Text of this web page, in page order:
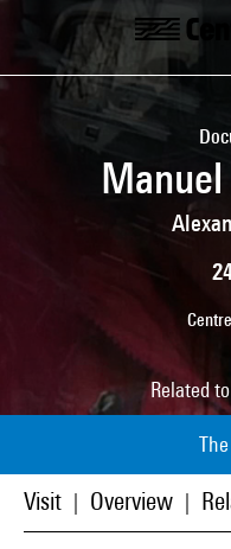
Skip to main content
Centre Pompidou
Related to
Visit Overview